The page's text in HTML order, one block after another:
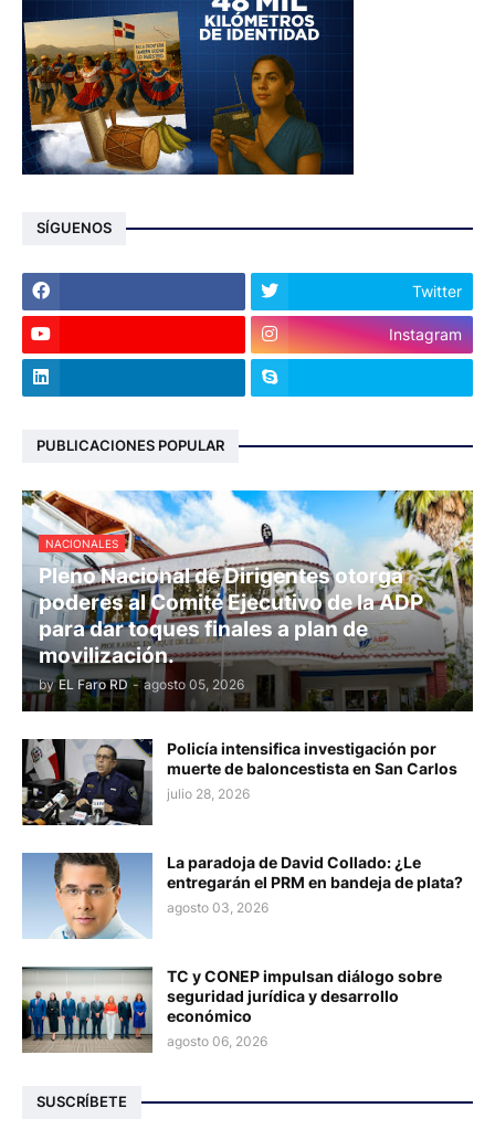
SÍGUENOS
Twitter
Instagram
PUBLICACIONES POPULAR
NACIONALES
Pleno Nacional de Dirigentes otorga
poderes al Comité Ejecutivo de la ADP
para dar toques finales a plan de
movilización.
by EL Faro RD - agosto 05, 2026
Policía intensifica investigación por
muerte de baloncestista en San Carlos
julio 28, 2026
La paradoja de David Collado: ¿Le
entregarán el PRM en bandeja de plata?
agosto 03, 2026
TC y CONEP impulsan diálogo sobre
seguridad jurídica y desarrollo
económico
agosto 06, 2026
SUSCRÍBETE